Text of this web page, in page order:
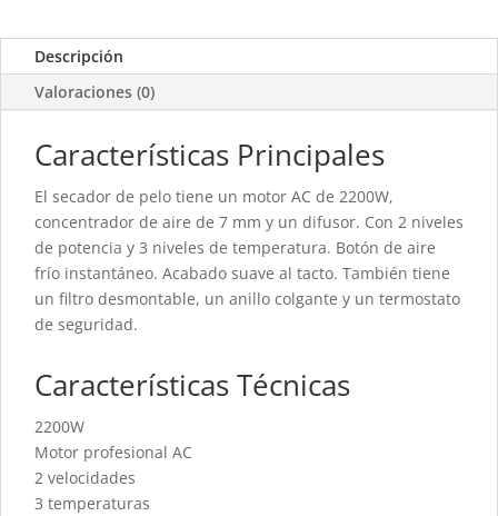
Descripción
Valoraciones (0)
Características Principales
El secador de pelo tiene un motor AC de 2200W,
concentrador de aire de 7 mm y un difusor. Con 2 niveles
de potencia y 3 niveles de temperatura. Botón de aire
frío instantáneo. Acabado suave al tacto. También tiene
un filtro desmontable, un anillo colgante y un termostato
de seguridad.
Características Técnicas
2200W
Motor profesional AC
2 velocidades
3 temperaturas